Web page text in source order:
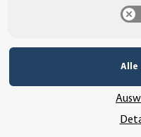
UNSER
Alle